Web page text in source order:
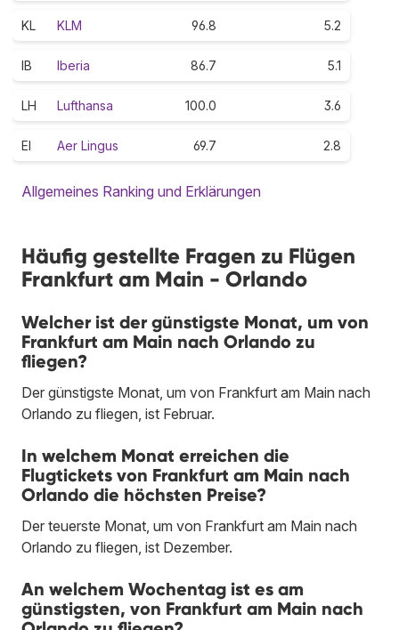
KL KLM 96.8 5.2
IB Iberia 86.7 5.1
LH Lufthansa 100.0 3.6
EI Aer Lingus 69.7 2.8
Allgemeines Ranking und Erklärungen
Häufig gestellte Fragen zu Flügen
Frankfurt am Main - Orlando
Welcher ist der günstigste Monat, um von
Frankfurt am Main nach Orlando zu
fliegen?
Der günstigste Monat, um von Frankfurt am Main nach
Orlando zu fliegen, ist Februar.
In welchem Monat erreichen die
Flugtickets von Frankfurt am Main nach
Orlando die höchsten Preise?
Der teuerste Monat, um von Frankfurt am Main nach
Orlando zu fliegen, ist Dezember.
An welchem Wochentag ist es am
günstigsten, von Frankfurt am Main nach